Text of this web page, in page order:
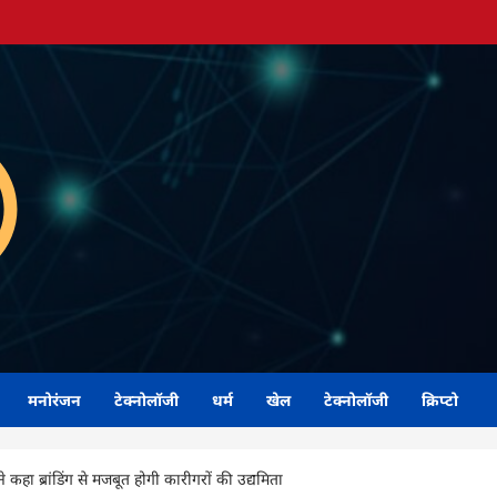
मनोरंजन टेक्नोलॉजी धर्म खेल टेक्नोलॉजी क्रिप्टो
ब्रांडिंग से मजबूत होगी कारीगरों की उद्यमिता